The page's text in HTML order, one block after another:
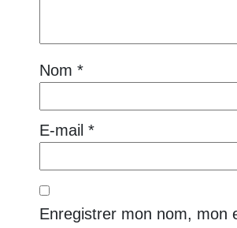
Nom *
E-mail *
Enregistrer mon nom, mon